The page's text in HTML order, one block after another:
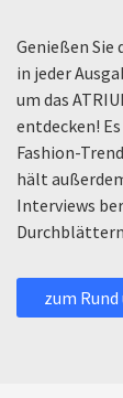
Genießen Sie
in jeder
um das
entdecken!
Fashion-
hält
Interviews
zum